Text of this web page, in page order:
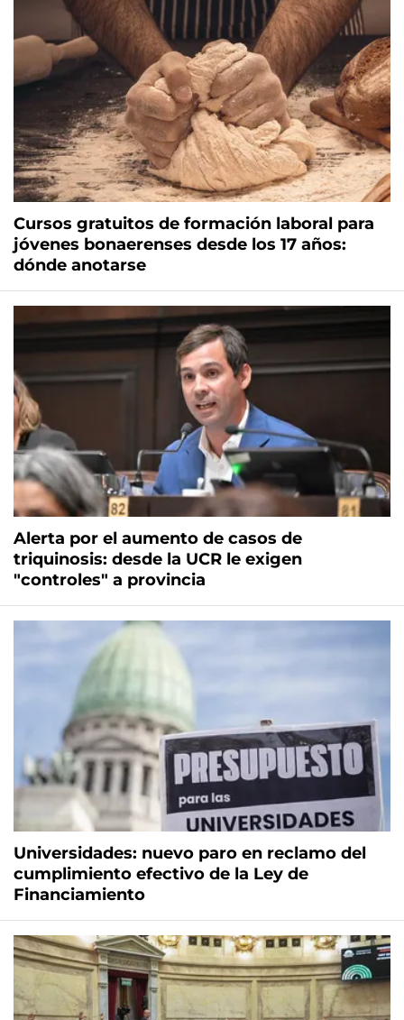
Cursos gratuitos de formación laboral para
jóvenes bonaerenses desde los 17 años:
dónde anotarse
Alerta por el aumento de casos de
triquinosis: desde la UCR le exigen
"controles" a provincia
Universidades: nuevo paro en reclamo del
cumplimiento efectivo de la Ley de
Financiamiento